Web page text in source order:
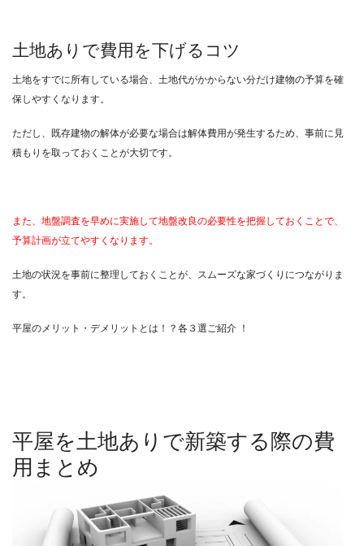
土地ありで費用を下げるコツ
土地をすでに所有している場合、土地代がかからない分だけ建物の予算を確
保しやすくなります。
ただし、既存建物の解体が必要な場合は解体費用が発生するため、事前に見
積もりを取っておくことが大切です。
また、地盤調査を早めに実施して地盤改良の必要性を把握しておくことで、
予算計画が立てやすくなります。
土地の状況を事前に整理しておくことが、スムーズな家づくりにつながりま
す。
平屋のメリット・デメリットとは！？各３選ご紹介 ！
平屋を土地ありで新築する際の費
用まとめ